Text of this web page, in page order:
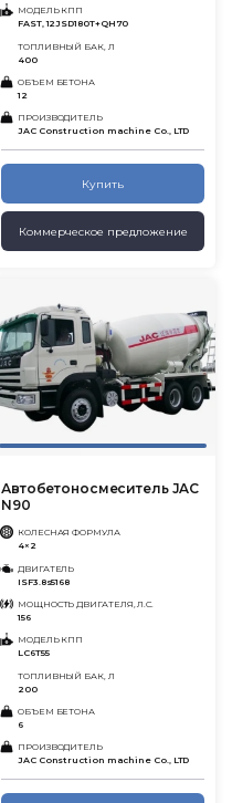
МОДЕЛЬ КПП
FAST, 12JSD180T+QH70
ТОПЛИВНЫЙ БАК, Л
400
ОБЪЕМ БЕТОНА
12
ПРОИЗВОДИТЕЛЬ
JAC Construction machine Co., LTD
Купить
Коммерческое предложение
Автобетоносмеситель JAC
N90
КОЛЕСНАЯ ФОРМУЛА
4×2
ДВИГАТЕЛЬ
ISF3.8s5168
МОЩНОСТЬ ДВИГАТЕЛЯ, Л.С.
156
МОДЕЛЬ КПП
LC6T55
ТОПЛИВНЫЙ БАК, Л
200
ОБЪЕМ БЕТОНА
6
ПРОИЗВОДИТЕЛЬ
JAC Construction machine Co., LTD